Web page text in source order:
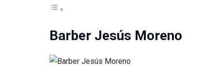
Barber Jesús Moreno